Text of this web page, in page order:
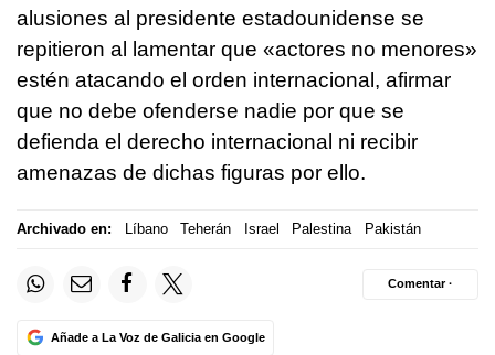
alusiones al presidente estadounidense se
repitieron al lamentar que «actores no menores»
estén atacando el orden internacional, afirmar
que no debe ofenderse nadie por que se
defienda el derecho internacional ni recibir
amenazas de dichas figuras por ello.
Archivado en: Líbano Teherán Israel Palestina Pakistán
Añade a La Voz de Galicia en Google
Comentar ·